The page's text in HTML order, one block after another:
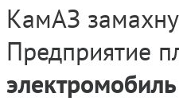
КамАЗ
Предприятие
электромобиль